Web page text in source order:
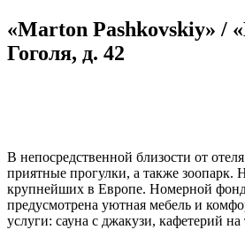
«Marton Pashkovskiy» /
Гоголя, д. 42
В непосредственной близости от
приятные прогулки, а также
крупнейших в Европе. Номерной
предусмотрена уютная мебель и
услуги: сауна с джакузи, кафетерий